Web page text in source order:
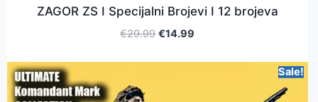
ZAGOR ZS I Specijalni Brojevi I 12 brojeva
€29.99 €14.99
Sale!